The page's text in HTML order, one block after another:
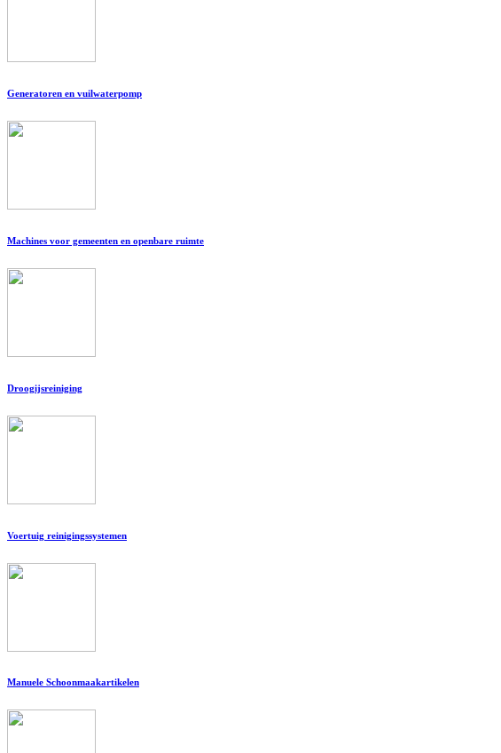
Generatoren en vuilwaterpomp
Machines voor gemeenten en openbare ruimte
Droogijsreiniging
Voertuig reinigingssystemen
Manuele Schoonmaakartikelen